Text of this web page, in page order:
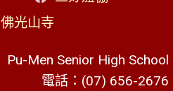
佛光山寺
Pu-Men Senior High School
電話：(07) 656-2676